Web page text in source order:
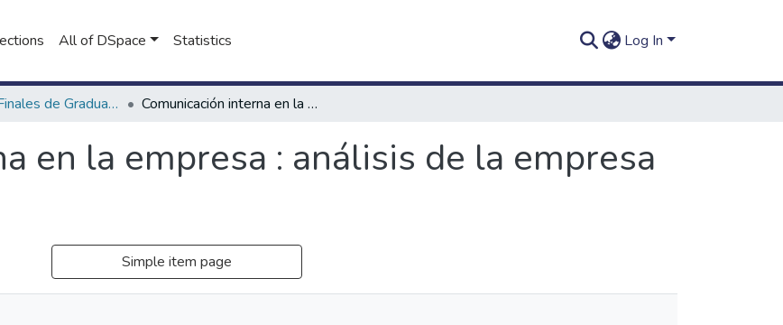
All of DSpace Statistics Log In
Trabajos Finales de Graduación en Licenciatura en Comunicación Social Comunicación interna en la empresa : análisis de la empresa Cabrales
en la empresa : análisis de la empresa
Simple item page